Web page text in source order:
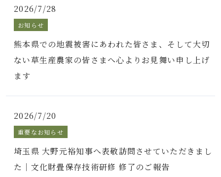
2026/7/28
お知らせ
熊本県での地震被害にあわれた皆さま、そして大切
ない草生産農家の皆さまへ心よりお見舞い申し上げ
ます
2026/7/20
重要なお知らせ
埼玉県 大野元裕知事へ表敬訪問させていただきまし
た｜文化財畳保存技術研修 修了のご報告